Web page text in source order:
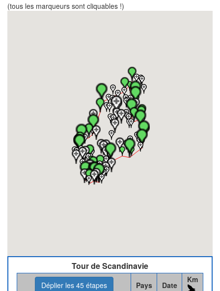
(tous les marqueurs sont cliquables !)
Tour de Scandinavie
Déplier les 45étapes Pays Date
Km